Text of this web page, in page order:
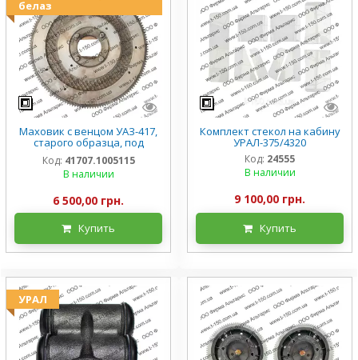
белаз
Маховик с венцом УАЗ-417,
старого образца, под
набивку, 41707.1005115
Код: 41707.1005115
В наличии
6 500,00 грн.
Купить
Комплект стекол на кабину
УРАЛ-375/4320
Код: 24555
В наличии
9 100,00 грн.
Купить
УРАЛ